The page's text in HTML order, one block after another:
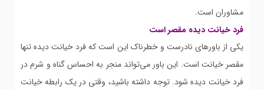
مشاوران است.
فرد خیانت دیده مقصر است
یکی از باورهای نادرست و خطرناک این است که فرد خیانت دیده تنها
مقصر خیانت است. این باور می‌تواند منجر به احساس گناه و شرم در
فرد خیانت دیده شود. توجه داشته باشید، وقتی در یک رابطه خیانت